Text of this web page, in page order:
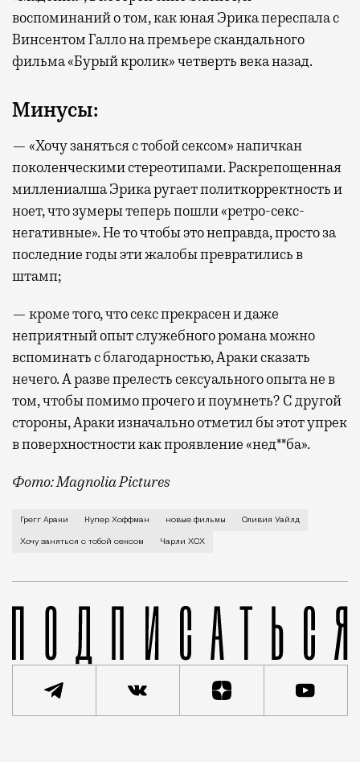
воспоминаний о том, как юная Эрика переспала с
Винсентом Галло на премьере скандального
фильма «Бурый кролик» четверть века назад.
Минусы:
— «Хочу заняться с тобой сексом» напичкан
поколенческими стереотипами. Раскрепощенная
миллениалша Эрика ругает политкорректность и
ноет, что зумеры теперь пошли «ретро-секс-
негативные». Не то чтобы это неправда, просто за
последние годы эти жалобы превратились в
штамп;
— кроме того, что секс прекрасен и даже
неприятный опыт служебного романа можно
вспоминать с благодарностью, Араки сказать
нечего. А разве прелесть сексуального опыта не в
том, чтобы помимо прочего и поумнеть? С другой
стороны, Араки изначально отметил бы этот упрек
в поверхностности как проявление «нед**ба».
Фото: Magnolia Pictures
В первой же сцене своего нового фильма Грегг
Грегг Араки Купер Хоффман новые фильмы Оливия Уайлд
Хочу заняться с тобой сексом Чарли XCX